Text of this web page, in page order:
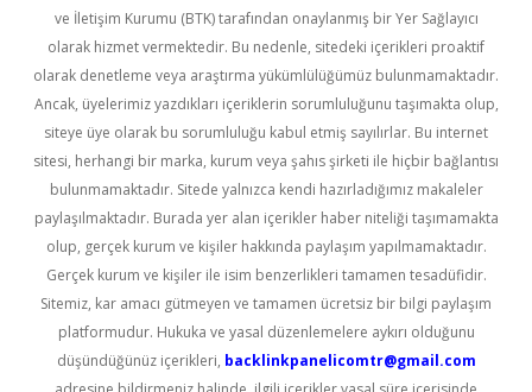
ve İletişim Kurumu (BTK) tarafından onaylanmış bir Yer Sağlayıcı
olarak hizmet vermektedir. Bu nedenle, sitedeki içerikleri proaktif
olarak denetleme veya araştırma yükümlülüğümüz bulunmamaktadır.
Ancak, üyelerimiz yazdıkları içeriklerin sorumluluğunu taşımakta olup,
siteye üye olarak bu sorumluluğu kabul etmiş sayılırlar. Bu internet
sitesi, herhangi bir marka, kurum veya şahıs şirketi ile hiçbir bağlantısı
bulunmamaktadır. Sitede yalnızca kendi hazırladığımız makaleler
paylaşılmaktadır. Burada yer alan içerikler haber niteliği taşımamakta
olup, gerçek kurum ve kişiler hakkında paylaşım yapılmamaktadır.
Gerçek kurum ve kişiler ile isim benzerlikleri tamamen tesadüfidir.
Sitemiz, kar amacı gütmeyen ve tamamen ücretsiz bir bilgi paylaşım
platformudur. Hukuka ve yasal düzenlemelere aykırı olduğunu
düşündüğünüz içerikleri, backlinkpanelicomtr@gmail.com